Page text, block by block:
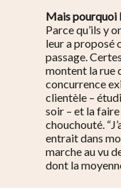
Mais pourquoi
Parce qu’ils y
leur a proposé
passage.
montent la rue
concurrence
clientèle –
soir – et la
chouchouté.
entrait dans
marche au vu
dont la